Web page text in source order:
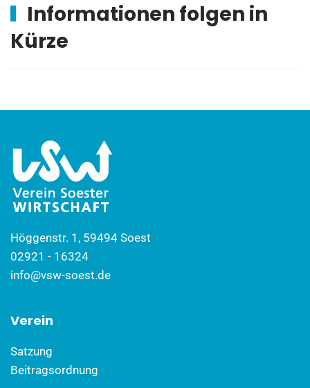
Informationen folgen in
Kürze
Höggenstr. 1, 59494 Soest
02921 - 16324
info@vsw-soest.de
Verein
Satzung
Beitragsordnung